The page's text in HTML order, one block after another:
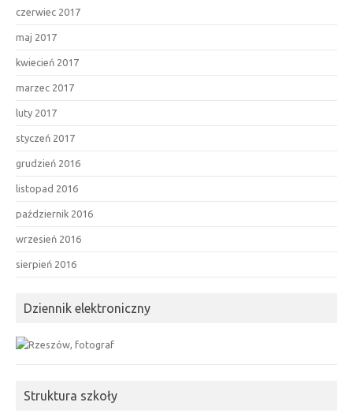
czerwiec 2017
maj 2017
kwiecień 2017
marzec 2017
luty 2017
styczeń 2017
grudzień 2016
listopad 2016
październik 2016
wrzesień 2016
sierpień 2016
Dziennik elektroniczny
Struktura szkoły